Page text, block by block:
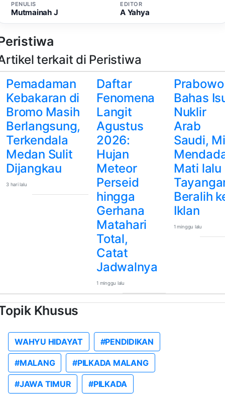
PENULIS
Mutmainah J
EDITOR
A Yahya
terkait di Peristiwa
Pemadaman
Kebakaran di
Bromo Masih
Berlangsung,
Terkendala
Medan Sulit
Dijangkau
3 hari lalu
Daftar
Fenomena
Langit
Agustus
2026:
Hujan
Meteor
Perseid
hingga
Gerhana
Matahari
Total,
Catat
Jadwalnya
1 minggu lalu
Prabowo
Bahas
Nuklir
Arab
Saudi,
Mati lalu
Beralih
Iklan
1 minggu lalu
Khusus
WAHYU HIDAYAT #PENDIDIKAN
#MALANG #PILKADA MALANG
#JAWA TIMUR #PILKADA